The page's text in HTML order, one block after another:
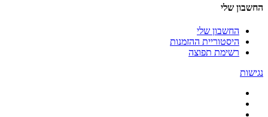
החשבון שלי
החשבון שלי
היסטוריית ההזמנות
רשימת תפוצה
נגישות